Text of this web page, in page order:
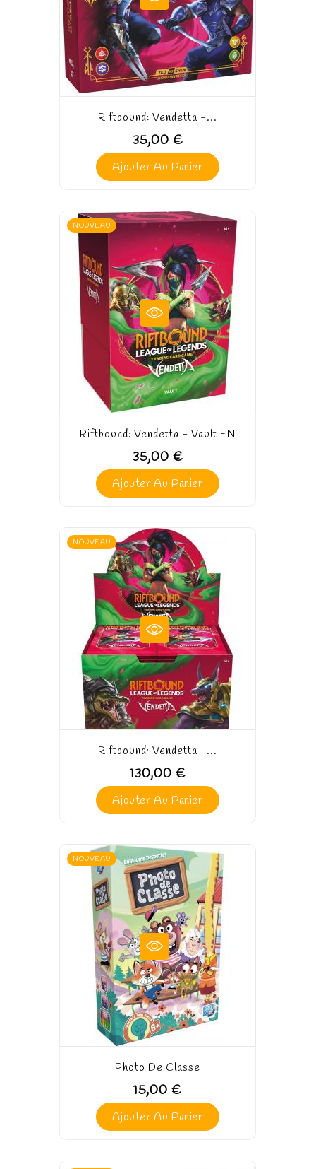
Riftbound: Vendetta -...
35,00 €
Ajouter Au Panier
NOUVEAU
Riftbound: Vendetta - Vault EN
35,00 €
Ajouter Au Panier
NOUVEAU
Riftbound: Vendetta -...
130,00 €
Ajouter Au Panier
NOUVEAU
Photo De Classe
15,00 €
Ajouter Au Panier